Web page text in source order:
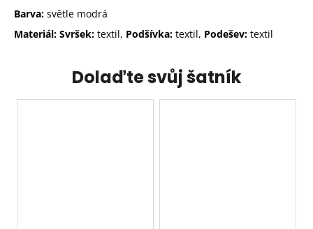
Barva: světle modrá
Materiál: Svršek: textil, Podšívka: textil, Podešev: textil
Dolaďte svůj šatník